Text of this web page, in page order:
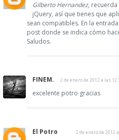
Gilberto Hernandez, recuerda
jQuery, así que tienes que
sean compatibles. En la
post donde se indica cómo
Saludos.
FINEM. 2 de enero de 2012 a las
excelente potro gracias
El Potro 2 de enero de 2012